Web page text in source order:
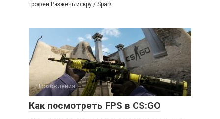
трофеи Разжечь искру / Spark
Прохождения
Как посмотреть FPS в CS:GO